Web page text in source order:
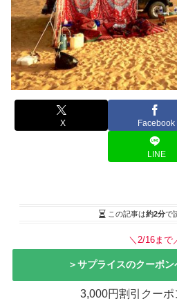
X Facebook
LINE
この記事は約2分で
＼2/16まで
＞サプライスのクーポ
3,000円割引クーポ